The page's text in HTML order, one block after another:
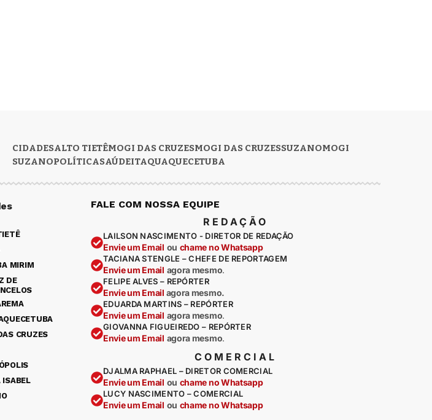
CIDADESALTO TIETÊMOGI DAS CRUZESMOGI DAS CRUZESSUZANOMOGI
SUZANOPOLÍTICASAÚDEITAQUAQUECETUBA
MIRIM
DE
CRUZES
ISABEL
FALE COM NOSSA EQUIPE
REDAÇÃO
LAILSON NASCIMENTO - DIRETOR DE REDAÇÃO
Envie um Email ou chame no Whatsapp
TACIANA STENGLE – CHEFE DE REPORTAGEM
Envie um Email agora mesmo.
FELIPE ALVES – REPÓRTER
Envie um Email agora mesmo.
EDUARDA MARTINS – REPÓRTER
Envie um Email agora mesmo.
GIOVANNA FIGUEIREDO – REPÓRTER
Envie um Email agora mesmo.
COMERCIAL
DJALMA RAPHAEL – DIRETOR COMERCIAL
Envie um Email ou chame no Whatsapp
LUCY NASCIMENTO – COMERCIAL
Envie um Email ou chame no Whatsapp